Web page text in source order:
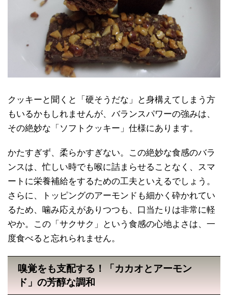
クッキーと聞くと「硬そうだな」と身構えてしまう方
もいるかもしれませんが、バランスパワーの強みは、
その絶妙な「ソフトクッキー」仕様にあります。
かたすぎず、柔らかすぎない。この絶妙な食感のバラ
ンスは、忙しい時でも喉に詰まらせることなく、スマ
ートに栄養補給をするための工夫といえるでしょう。
さらに、トッピングのアーモンドも細かく砕かれてい
るため、噛み応えがありつつも、口当たりは非常に軽
やか。この「サクサク」という食感の心地よさは、一
度食べると忘れられません。
嗅覚をも支配する！「カカオとアーモン
ド」の芳醇な調和